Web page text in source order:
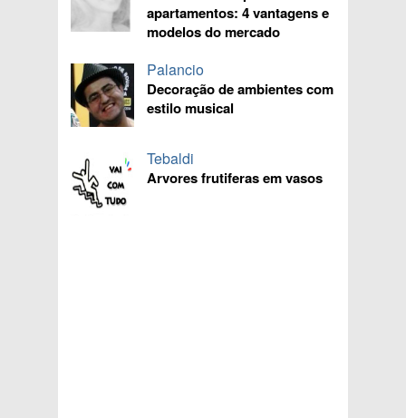
apartamentos: 4 vantagens e
modelos do mercado
Palancio
Decoração de ambientes com
estilo musical
Tebaldi
Arvores frutiferas em vasos